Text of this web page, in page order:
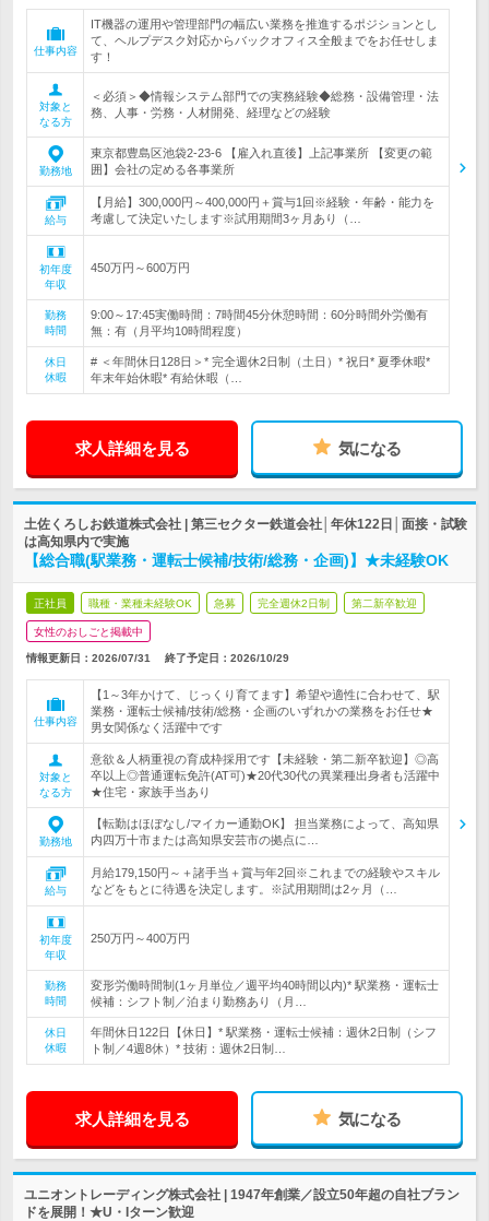
仕事内容
IT機器の運用や管理部門の幅広い業務を推進するポジションとし
て、ヘルプデスク対応からバックオフィス全般までをお任せしま
す！
対象と
なる方
＜必須＞◆情報システム部門での実務経験◆総務・設備管理・法
務、人事・労務・人材開発、経理などの経験
勤務地
東京都豊島区池袋2-23-6 【雇入れ直後】上記事業所 【変更の範
囲】会社の定める各事業所
給与
【月給】300,000円～400,000円＋賞与1回※経験・年齢・能力を
考慮して決定いたします※試用期間3ヶ月あり（…
初年度
年収
450万円～600万円
勤務
時間
9:00～17:45実働時間：7時間45分休憩時間：60分時間外労働有
無：有（月平均10時間程度）
休日
休暇
# ＜年間休日128日＞* 完全週休2日制（土日）* 祝日* 夏季休暇*
年末年始休暇* 有給休暇（…
求人詳細を見る 気になる
土佐くろしお鉄道株式会社 | 第三セクター鉄道会社│年休122日│面接・試験
は高知県内で実施
【総合職(駅業務・運転士候補/技術/総務・企画)】★未経験OK
正社員 職種・業種未経験OK 急募 完全週休2日制 第二新卒歓迎
女性のおしごと掲載中
情報更新日：2026/07/31 終了予定日： 2026/10/29
仕事内容
【1～3年かけて、じっくり育てます】希望や適性に合わせて、駅
業務・運転士候補/技術/総務・企画のいずれかの業務をお任せ★
男女関係なく活躍中です
対象と
なる方
意欲＆人柄重視の育成枠採用です【未経験・第二新卒歓迎】◎高
卒以上◎普通運転免許(AT可)★20代30代の異業種出身者も活躍中
★住宅・家族手当あり
勤務地
【転勤はほぼなし/マイカー通勤OK】 担当業務によって、高知県
内四万十市または高知県安芸市の拠点に…
給与
月給179,150円～＋諸手当＋賞与年2回※これまでの経験やスキル
などをもとに待遇を決定します。※試用期間は2ヶ月（…
初年度
年収
250万円～400万円
勤務
時間
変形労働時間制(1ヶ月単位／週平均40時間以内)* 駅業務・運転士
候補：シフト制／泊まり勤務あり（月…
休日
休暇
年間休日122日【休日】* 駅業務・運転士候補：週休2日制（シフ
ト制／4週8休）* 技術：週休2日制…
求人詳細を見る 気になる
ユニオントレーディング株式会社 | 1947年創業／設立50年超の自社ブラン
ドを展開！★U・Iターン歓迎